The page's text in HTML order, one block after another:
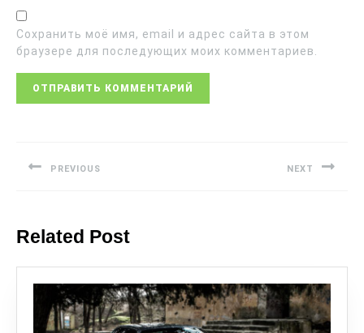
Сохранить моё имя, email и адрес сайта в этом
браузере для последующих моих комментариев.
PREVIOUS NEXT
Related Post